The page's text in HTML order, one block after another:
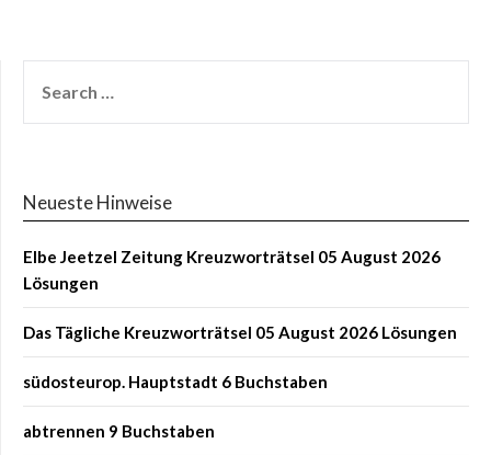
Neueste Hinweise
Elbe Jeetzel Zeitung Kreuzworträtsel 05 August 2026
Lösungen
Das Tägliche Kreuzworträtsel 05 August 2026 Lösungen
südosteurop. Hauptstadt 6 Buchstaben
abtrennen 9 Buchstaben